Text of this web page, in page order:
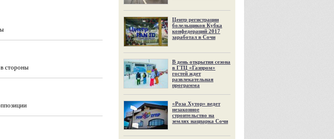
стороны
Центр регистрации
болельщиков Кубка
конфедераций 2017
заработал в Сочи
В день открытия сезона
в ГТЦ «Газпром»
гостей ждет
развлекательная
программа
«Роза Хутор» ведет
незаконное
строительство на
землях нацпарка Сочи